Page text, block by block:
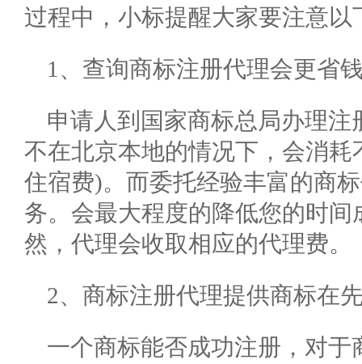
过程中，小标提醒大家要注意以
1、查询商标注册代理会更省
申请人到国家商标总局办理
不在北京本地的情况下，会消
住宿费)。而委托经验丰富的商
务。会最大程度的降低您的时
然，代理会收取相应的代理费。
2、商标注册代理提供商标在
一个商标能否成功注册，对